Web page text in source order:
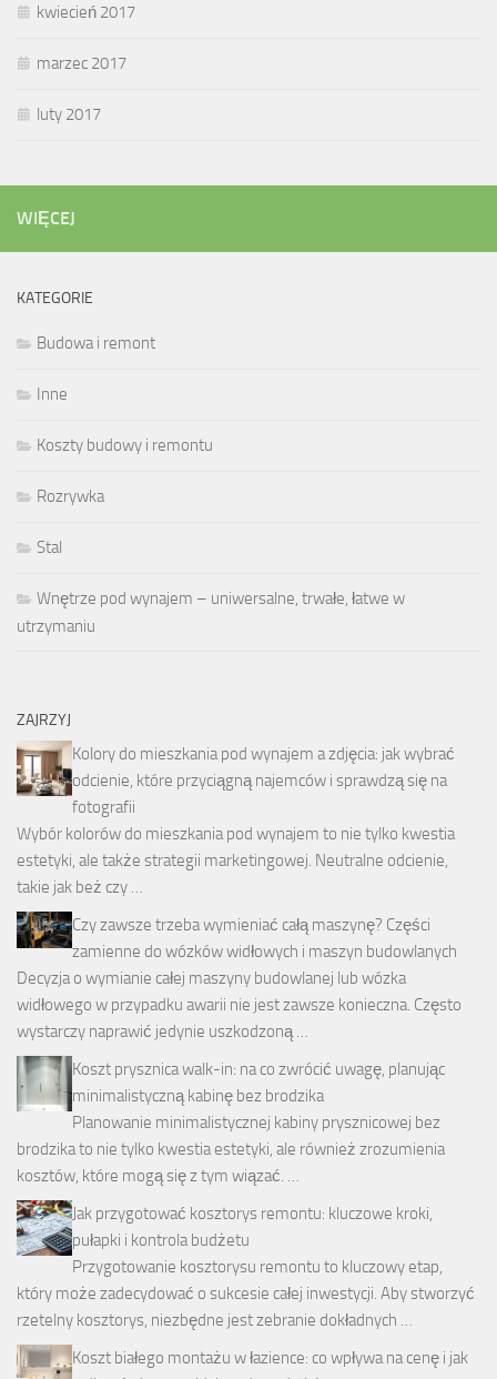
kwiecień 2017
marzec 2017
luty 2017
WIĘCEJ
KATEGORIE
Budowa i remont
Inne
Koszty budowy i remontu
Rozrywka
Stal
Wnętrze pod wynajem – uniwersalne, trwałe, łatwe w
utrzymaniu
ZAJRZYJ
Kolory do mieszkania pod wynajem a zdjęcia: jak wybrać
odcienie, które przyciągną najemców i sprawdzą się na
fotografii
Wybór kolorów do mieszkania pod wynajem to nie tylko kwestia
estetyki, ale także strategii marketingowej. Neutralne odcienie,
takie jak beż czy …
Czy zawsze trzeba wymieniać całą maszynę? Części
zamienne do wózków widłowych i maszyn budowlanych
Decyzja o wymianie całej maszyny budowlanej lub wózka
widłowego w przypadku awarii nie jest zawsze konieczna. Często
wystarczy naprawić jedynie uszkodzoną …
Koszt prysznica walk-in: na co zwrócić uwagę, planując
minimalistyczną kabinę bez brodzika
Planowanie minimalistycznej kabiny prysznicowej bez
brodzika to nie tylko kwestia estetyki, ale również zrozumienia
kosztów, które mogą się z tym wiązać. …
Jak przygotować kosztorys remontu: kluczowe kroki,
pułapki i kontrola budżetu
Przygotowanie kosztorysu remontu to kluczowy etap,
który może zadecydować o sukcesie całej inwestycji. Aby stworzyć
rzetelny kosztorys, niezbędne jest zebranie dokładnych …
Koszt białego montażu w łazience: co wpływa na cenę i jak